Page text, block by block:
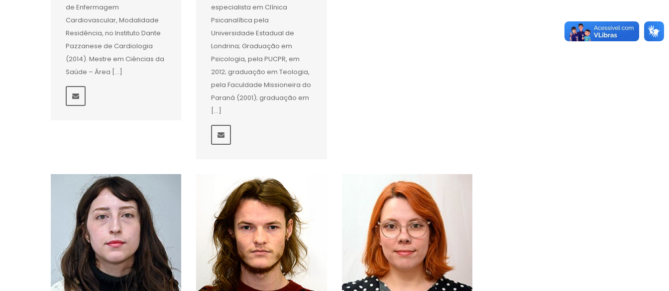
de Enfermagem
Cardiovascular, Modalidade
Residência, no Instituto Dante
Pazzanese de Cardiologia
(2014). Mestre em Ciências da
Saúde – Área […]
especialista em Clínica
Psicanalítica pela
Universidade Estadual de
Londrina; Graduação em
Psicologia, pela PUCPR, em
2012; graduação em Teologia,
pela Faculdade Missioneira do
Paraná (2001); graduação em
[…]